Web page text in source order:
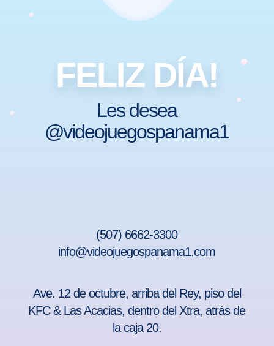
FELIZ DÍA!
Les desea
@videojuegospanama1
(507) 6662-3300
info@videojuegospanama1.com
Ave. 12 de octubre, arriba del Rey, piso del
KFC & Las Acacias, dentro del Xtra, atrás de
la caja 20.